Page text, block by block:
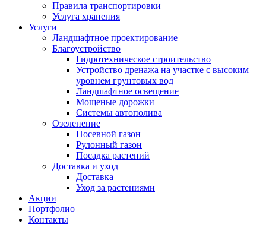
Правила транспортировки
Услуга хранения
Услуги
Ландшафтное проектирование
Благоустройство
Гидротехническое строительство
Устройство дренажа на участке с высоким
уровнем грунтовых вод
Ландшафтное освещение
Мощеные дорожки
Системы автополива
Озеленение
Посевной газон
Рулонный газон
Посадка растений
Доставка и уход
Доставка
Уход за растениями
Акции
Портфолио
Контакты